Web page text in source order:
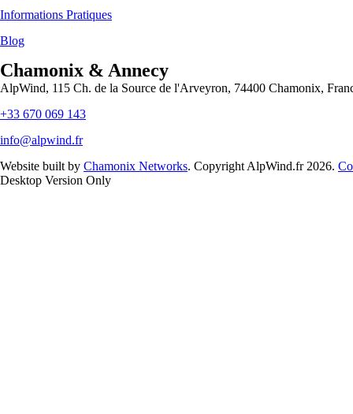
Informations Pratiques
Blog
Chamonix & Annecy
AlpWind, 115 Ch. de la Source de l'Arveyron, 74400 Chamonix,
+33 670 069 143
info@alpwind.fr
Website built by Chamonix Networks. Copyright AlpWind.fr 2026.
Desktop Version Only